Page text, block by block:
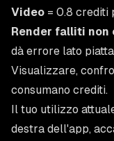
Video = 0.8 crediti
Render falliti non
dà errore lato
Visualizzare,
consumano crediti.
Il tuo utilizzo
destra dell'app,